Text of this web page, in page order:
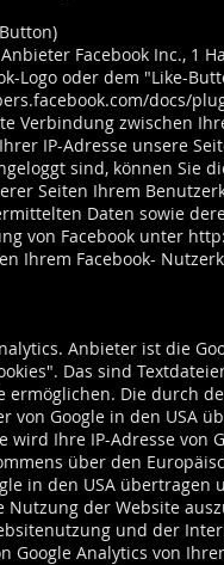
Facebook Inc., 1
Logo oder dem "Like-
docs/
Verbindung zwischen
IP-Adresse unsere
sind, können Sie
Seiten Ihrem
Daten sowie
von Facebook unter
Ihrem Facebook-
Anbieter ist die
Das sind
Die durch
von Google in den USA
Ihre IP-Adresse von
über den
in den USA
der Website
und der
Analytics von